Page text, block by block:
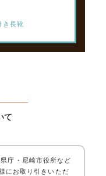
き長靴
て
庁・尼崎市役所など
にお取り引きいただ